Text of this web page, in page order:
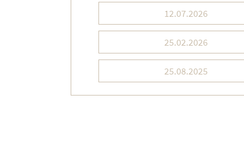
12.07.2026
25.02.2026
25.08.2025